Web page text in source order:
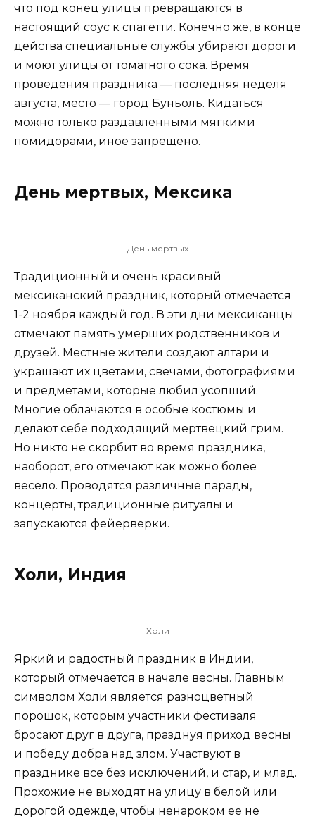
что под конец улицы превращаются в
настоящий соус к спагетти. Конечно же, в конце
действа специальные службы убирают дороги
и моют улицы от томатного сока. Время
проведения праздника — последняя неделя
августа, место — город Буньоль. Кидаться
можно только раздавленными мягкими
помидорами, иное запрещено.
День мертвых, Мексика
День мертвых
Традиционный и очень красивый
мексиканский праздник, который отмечается
1-2 ноября каждый год. В эти дни мексиканцы
отмечают память умерших родственников и
друзей. Местные жители создают алтари и
украшают их цветами, свечами, фотографиями
и предметами, которые любил усопший.
Многие облачаются в особые костюмы и
делают себе подходящий мертвецкий грим.
Но никто не скорбит во время праздника,
наоборот, его отмечают как можно более
весело. Проводятся различные парады,
концерты, традиционные ритуалы и
запускаются фейерверки.
Холи, Индия
Холи
Яркий и радостный праздник в Индии,
который отмечается в начале весны. Главным
символом Холи является разноцветный
порошок, которым участники фестиваля
бросают друг в друга, празднуя приход весны
и победу добра над злом. Участвуют в
празднике все без исключений, и стар, и млад.
Прохожие не выходят на улицу в белой или
дорогой одежде, чтобы ненароком ее не